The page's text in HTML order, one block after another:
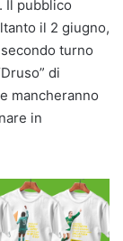
Il pubblico
il 2 giugno,
turno
di
mancheranno
in